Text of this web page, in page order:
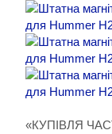
«КУПІВЛЯ